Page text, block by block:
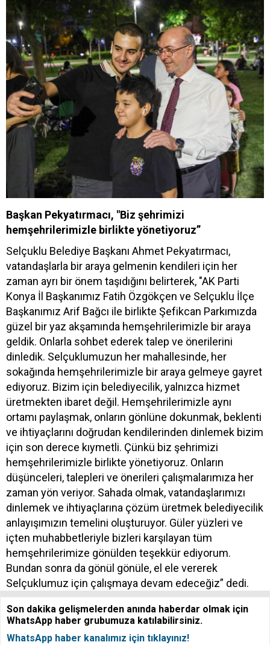
Başkan Pekyatırmacı, "Biz şehrimizi
hemşehrilerimizle birlikte yönetiyoruz”
Selçuklu Belediye Başkanı Ahmet Pekyatırmacı,
vatandaşlarla bir araya gelmenin kendileri için her
zaman ayrı bir önem taşıdığını belirterek, "AK Parti
Konya İl Başkanımız Fatih Özgökçen ve Selçuklu İlçe
Başkanımız Arif Bağcı ile birlikte Şefikcan Parkımızda
güzel bir yaz akşamında hemşehrilerimizle bir araya
geldik. Onlarla sohbet ederek talep ve önerilerini
dinledik. Selçuklumuzun her mahallesinde, her
sokağında hemşehrilerimizle bir araya gelmeye gayret
ediyoruz. Bizim için belediyecilik, yalnızca hizmet
üretmekten ibaret değil. Hemşehrilerimizle aynı
ortamı paylaşmak, onların gönlüne dokunmak, beklenti
ve ihtiyaçlarını doğrudan kendilerinden dinlemek bizim
için son derece kıymetli. Çünkü biz şehrimizi
hemşehrilerimizle birlikte yönetiyoruz. Onların
düşünceleri, talepleri ve önerileri çalışmalarımıza her
zaman yön veriyor. Sahada olmak, vatandaşlarımızı
dinlemek ve ihtiyaçlarına çözüm üretmek belediyecilik
anlayışımızın temelini oluşturuyor. Güler yüzleri ve
içten muhabbetleriyle bizleri karşılayan tüm
hemşehrilerimize gönülden teşekkür ediyorum.
Bundan sonra da gönül gönüle, el ele vererek
Selçuklumuz için çalışmaya devam edeceğiz” dedi.
Son dakika gelişmelerden anında haberdar olmak için
WhatsApp haber grubumuza katılabilirsiniz.
WhatsApp haber kanalımız için tıklayınız!